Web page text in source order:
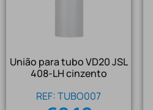
União para tubo VD20 JSL
408-LH cinzento
REF: TUBO007